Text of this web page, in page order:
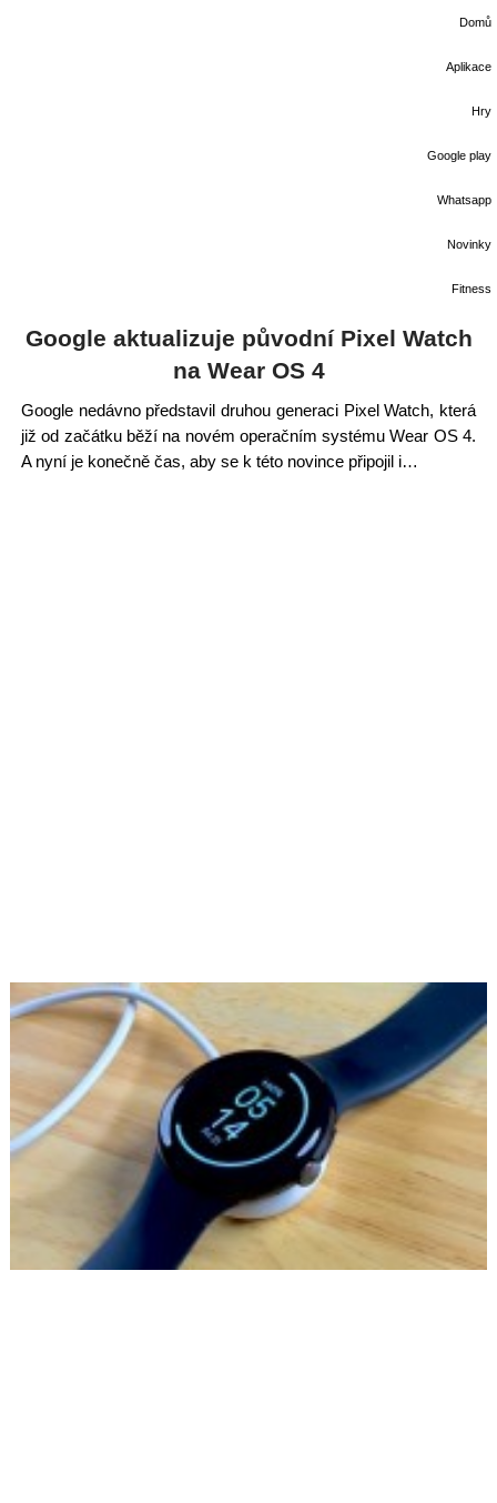
Domů
Aplikace
Hry
Google play
Whatsapp
Novinky
Fitness
Google aktualizuje původní Pixel Watch
na Wear OS 4
Google nedávno představil druhou generaci Pixel Watch, která
již od začátku běží na novém operačním systému Wear OS 4.
A nyní je konečně čas, aby se k této novince připojil i…